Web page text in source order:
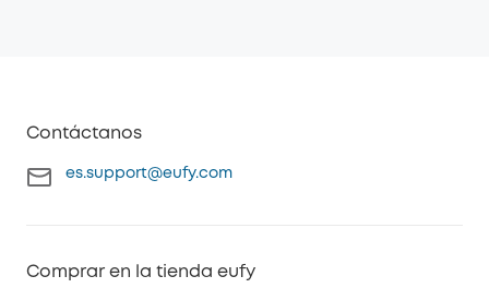
Contáctanos
es.support@eufy.com
Comprar en la tienda eufy